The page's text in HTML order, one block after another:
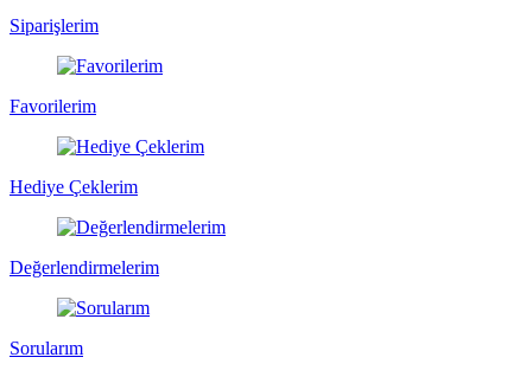
Siparişlerim
Favorilerim
Hediye Çeklerim
Değerlendirmelerim
Sorularım